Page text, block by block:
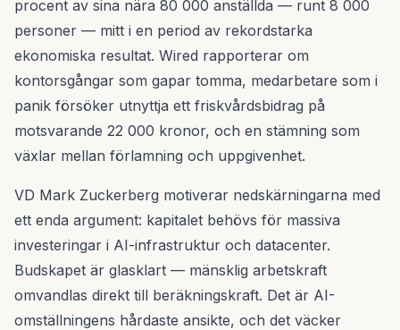
procent av sina nära 80 000 anställda — runt 8 000
personer — mitt i en period av rekordstarka
ekonomiska resultat. Wired rapporterar om
kontorsgångar som gapar tomma, medarbetare som i
panik försöker utnyttja ett friskvårdsbidrag på
motsvarande 22 000 kronor, och en stämning som
växlar mellan förlamning och uppgivenhet.
VD Mark Zuckerberg motiverar nedskärningarna med
ett enda argument: kapitalet behövs för massiva
investeringar i AI-infrastruktur och datacenter.
Budskapet är glasklart — mänsklig arbetskraft
omvandlas direkt till beräkningskraft. Det är AI-
omställningens hårdaste ansikte, och det väcker